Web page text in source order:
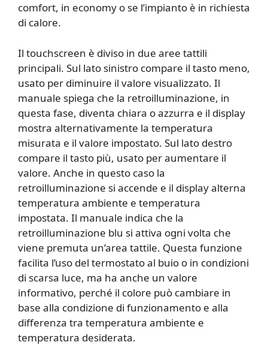
comfort, in economy o se l’impianto è in richiesta
di calore.
Il touchscreen è diviso in due aree tattili
principali. Sul lato sinistro compare il tasto meno,
usato per diminuire il valore visualizzato. Il
manuale spiega che la retroilluminazione, in
questa fase, diventa chiara o azzurra e il display
mostra alternativamente la temperatura
misurata e il valore impostato. Sul lato destro
compare il tasto più, usato per aumentare il
valore. Anche in questo caso la
retroilluminazione si accende e il display alterna
temperatura ambiente e temperatura
impostata. Il manuale indica che la
retroilluminazione blu si attiva ogni volta che
viene premuta un’area tattile. Questa funzione
facilita l’uso del termostato al buio o in condizioni
di scarsa luce, ma ha anche un valore
informativo, perché il colore può cambiare in
base alla condizione di funzionamento e alla
differenza tra temperatura ambiente e
temperatura desiderata.